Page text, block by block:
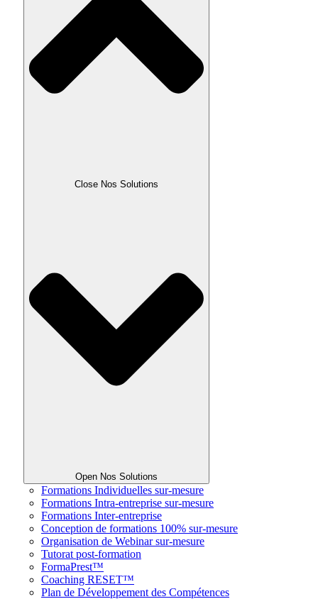
Close Nos Solutions
Open Nos Solutions
Formations Individuelles sur-mesure
Formations Intra-entreprise sur-mesure
Formations Inter-entreprise
Conception de formations 100% sur-mesure
Organisation de Webinar sur-mesure
Tutorat post-formation
FormaPrest™
Coaching RESET™
Plan de Développement des Compétences